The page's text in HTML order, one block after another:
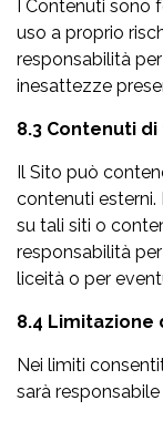
I Contenuti sono
uso a proprio
responsabilità
inesattezze
8.3 Contenuti
Il Sito può
contenuti
su tali siti o
responsabilità
liceità o per
8.4
Nei limiti
sarà responsabile